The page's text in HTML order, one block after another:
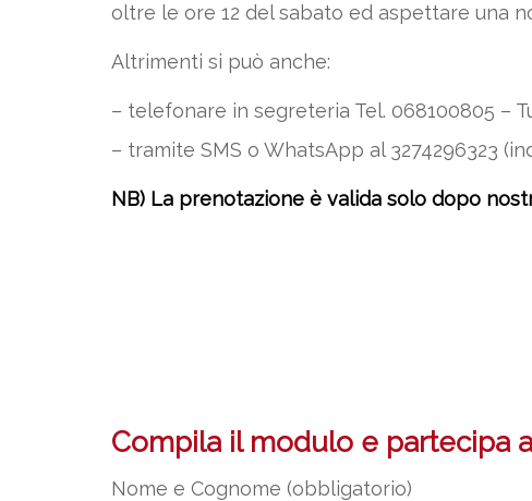
oltre le ore 12 del sabato ed aspettare una
Altrimenti si può anche:
– telefonare in segreteria Tel. 068100805 –
– tramite SMS o WhatsApp al 3274296323
NB) La prenotazione è valida solo dopo
Compila il modulo e partecipa
Nome e Cognome (obbligatorio)